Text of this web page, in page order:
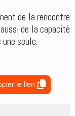
de la rencontre
de la capacité
seule.
le lien